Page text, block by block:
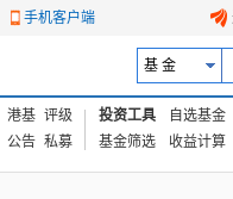
手机客户端
基 金
港基 评级
公告 私募
投资工具
自选基金
基金筛选
收益计算